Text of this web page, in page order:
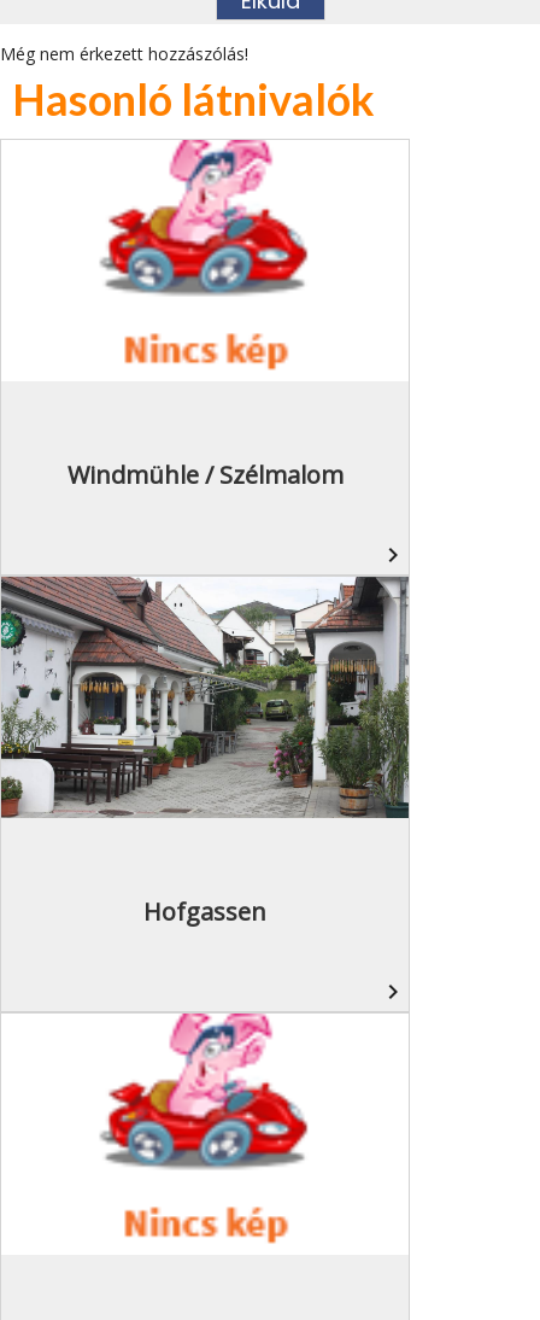
Még nem érkezett hozzászólás!
Hasonló látnivalók
Windmühle / Szélmalom
navigate_next
Hofgassen
navigate_next